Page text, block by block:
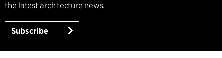
the latest architecture news.
Subscribe